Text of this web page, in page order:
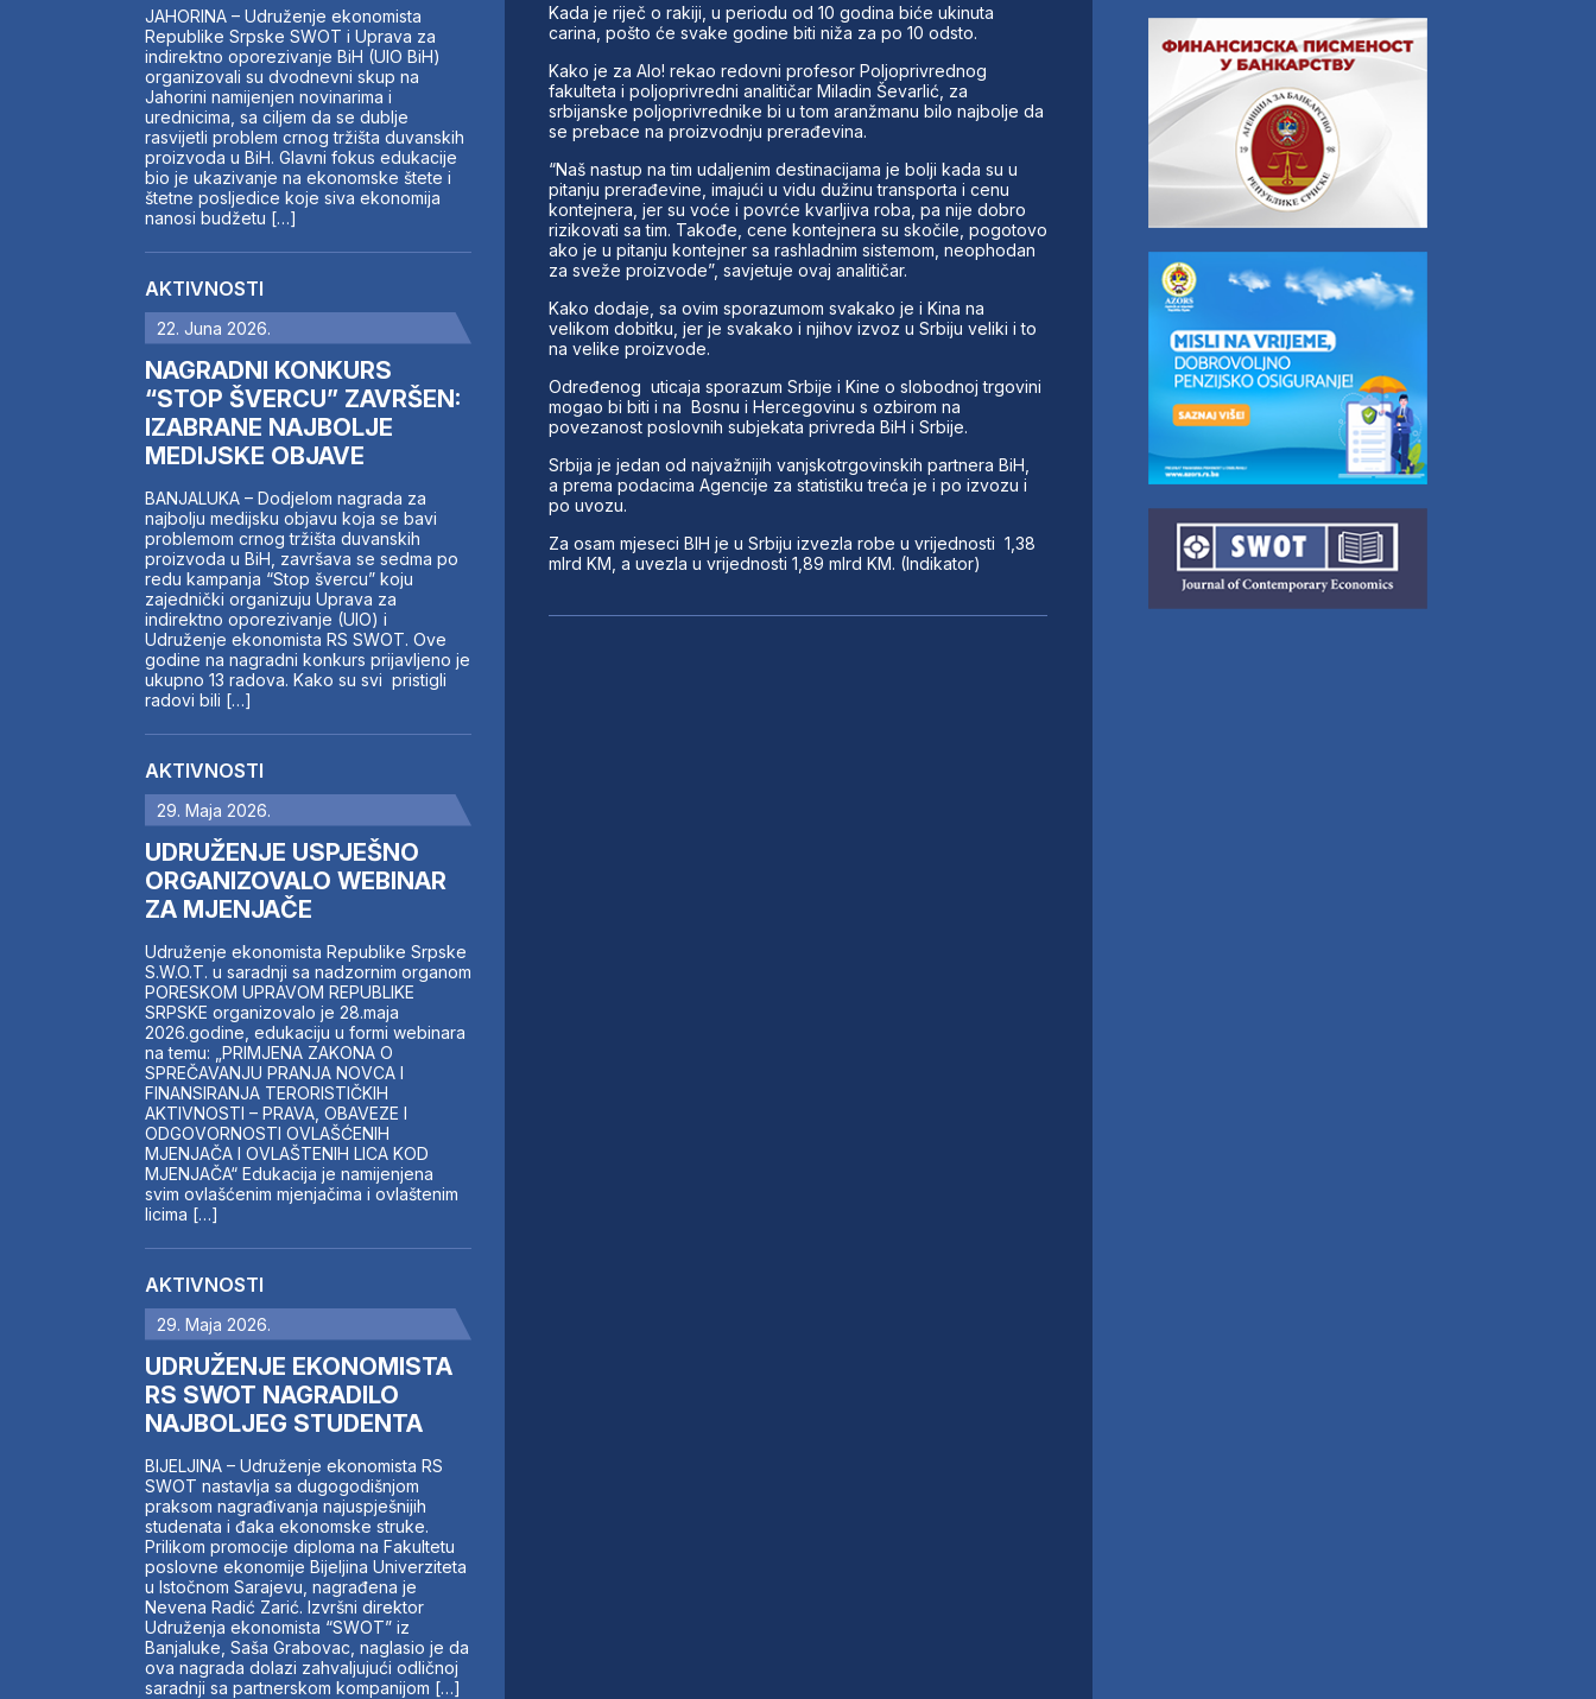
JAHORINA – Udruženje ekonomista
Republike Srpske SWOT i Uprava za
indirektno oporezivanje BiH (UIO BiH)
organizovali su dvodnevni skup na
Jahorini namijenjen novinarima i
urednicima, sa ciljem da se dublje
rasvijetli problem crnog tržišta duvanskih
proizvoda u BiH. Glavni fokus edukacije
bio je ukazivanje na ekonomske štete i
štetne posljedice koje siva ekonomija
nanosi budžetu […]
AKTIVNOSTI
22. Juna 2026.
NAGRADNI KONKURS
“STOP ŠVERCU” ZAVRŠEN:
IZABRANE NAJBOLJE
MEDIJSKE OBJAVE
BANJALUKA – Dodjelom nagrada za
najbolju medijsku objavu koja se bavi
problemom crnog tržišta duvanskih
proizvoda u BiH, završava se sedma po
redu kampanja “Stop švercu” koju
zajednički organizuju Uprava za
indirektno oporezivanje (UIO) i
Udruženje ekonomista RS SWOT. Ove
godine na nagradni konkurs prijavljeno je
ukupno 13 radova. Kako su svi pristigli
radovi bili […]
AKTIVNOSTI
29. Maja 2026.
UDRUŽENJE USPJEŠNO
ORGANIZOVALO WEBINAR
ZA MJENJAČE
Udruženje ekonomista Republike Srpske
S.W.O.T. u saradnji sa nadzornim organom
PORESKOM UPRAVOM REPUBLIKE
SRPSKE organizovalo je 28.maja
2026.godine, edukaciju u formi webinara
na temu: „PRIMJENA ZAKONA O
SPREČAVANJU PRANJA NOVCA I
FINANSIRANJA TERORISTIČKIH
AKTIVNOSTI – PRAVA, OBAVEZE I
ODGOVORNOSTI OVLAŠĆENIH
MJENJAČA I OVLAŠTENIH LICA KOD
MJENJAČA“ Edukacija je namijenjena
svim ovlašćenim mjenjačima i ovlaštenim
licima […]
AKTIVNOSTI
29. Maja 2026.
UDRUŽENJE EKONOMISTA
RS SWOT NAGRADILO
NAJBOLJEG STUDENTA
BIJELJINA – Udruženje ekonomista RS
SWOT nastavlja sa dugogodišnjom
praksom nagrađivanja najuspješnijih
studenata i đaka ekonomske struke.
Prilikom promocije diploma na Fakultetu
poslovne ekonomije Bijeljina Univerziteta
u Istočnom Sarajevu, nagrađena je
Nevena Radić Zarić. Izvršni direktor
Udruženja ekonomista “SWOT” iz
Banjaluke, Saša Grabovac, naglasio je da
ova nagrada dolazi zahvaljujući odličnoj
saradnji sa partnerskom kompanijom […]
Kada je riječ o rakiji, u periodu od 10 godina biće ukinuta
carina, pošto će svake godine biti niža za po 10 odsto.
Kako je za Alo! rekao redovni profesor Poljoprivrednog
fakulteta i poljoprivredni analitičar Miladin Ševarlić, za
srbijanske poljoprivrednike bi u tom aranžmanu bilo najbolje da
se prebace na proizvodnju prerađevina.
“Naš nastup na tim udaljenim destinacijama je bolji kada su u
pitanju prerađevine, imajući u vidu dužinu transporta i cenu
kontejnera, jer su voće i povrće kvarljiva roba, pa nije dobro
rizikovati sa tim. Takođe, cene kontejnera su skočile, pogotovo
ako je u pitanju kontejner sa rashladnim sistemom, neophodan
za sveže proizvode”, savjetuje ovaj analitičar.
Kako dodaje, sa ovim sporazumom svakako je i Kina na
velikom dobitku, jer je svakako i njihov izvoz u Srbiju veliki i to
na velike proizvode.
Određenog uticaja sporazum Srbije i Kine o slobodnoj trgovini
mogao bi biti i na Bosnu i Hercegovinu s ozbirom na
povezanost poslovnih subjekata privreda BiH i Srbije.
Srbija je jedan od najvažnijih vanjskotrgovinskih partnera BiH,
a prema podacima Agencije za statistiku treća je i po izvozu i
po uvozu.
Za osam mjeseci BIH je u Srbiju izvezla robe u vrijednosti 1,38
mlrd KM, a uvezla u vrijednosti 1,89 mlrd KM. (Indikator)